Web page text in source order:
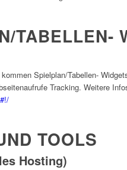
TABELLEN-
Spielplan/Tabellen-
Tracking. Weitere
TOOLS
Hosting)